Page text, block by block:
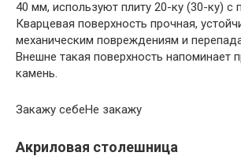
40 мм, используют плиту 20-ку (30-ку) с
Кварцевая поверхность прочная,
механическим повреждениям и
Внешне такая поверхность напоминает
камень.
Закажу себеНе закажу
Акриловая столешница